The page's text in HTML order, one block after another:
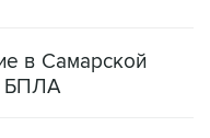
в Самарской
на службе у